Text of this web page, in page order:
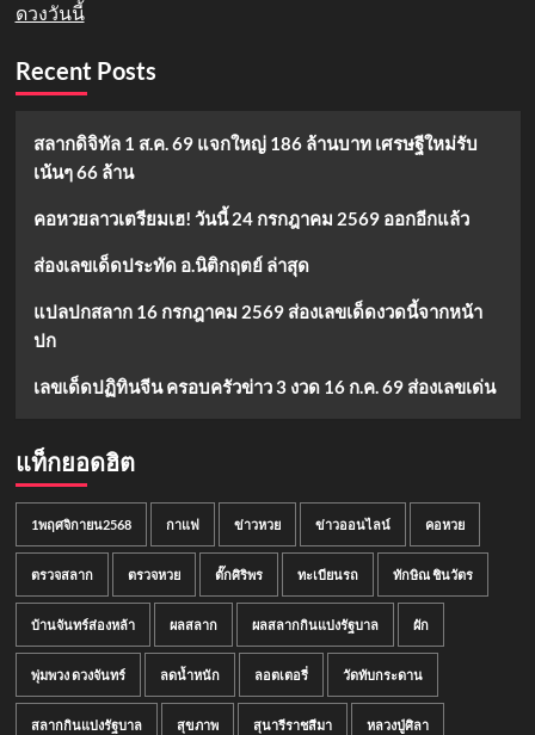
ดวงวันนี้
Recent Posts
สลากดิจิทัล 1 ส.ค. 69 แจกใหญ่ 186 ล้านบาท เศรษฐีใหม่รับ
เน้นๆ 66 ล้าน
คอหวยลาวเตรียมเฮ! วันนี้ 24 กรกฎาคม 2569 ออกอีกแล้ว
ส่องเลขเด็ดประทัด อ.นิติกฤตย์ ล่าสุด
แปลปกสลาก 16 กรกฎาคม 2569 ส่องเลขเด็ดงวดนี้จากหน้า
ปก
เลขเด็ดปฏิทินจีน ครอบครัวข่าว 3 งวด 16 ก.ค. 69 ส่องเลขเด่น
แท็กยอดฮิต
1พฤศจิกายน2568 กาแฟ ข่าวหวย ข่าวออนไลน์ คอหวย
ตรวจสลาก ตรวจหวย ตั๊กศิริพร ทะเบียนรถ ทักษิณ ชินวัตร
บ้านจันทร์ส่องหล้า ผลสลาก ผลสลากกินแบ่งรัฐบาล ผัก
พุ่มพวง ดวงจันทร์ ลดน้ำหนัก ลอตเตอรี่ วัดทับกระดาน
สลากกินแบ่งรัฐบาล สุขภาพ สุนารีราชสีมา หลวงปู่ศิลา